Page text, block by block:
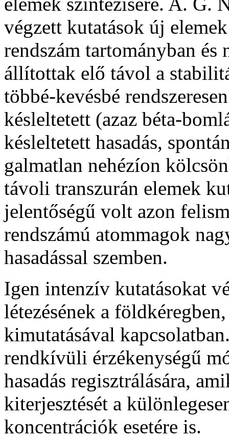
végzett kutatások új
rendszám tartományban és
állítottak elő távol a
többé-kevésbé
késleltetett (azaz béta-
késleltetett hasadás,
galmatlan nehézíon
távoli transzurán elemek
jelentőségű volt azon
rendszámú atommagok
hasadással szemben.
Igen intenzív kutatásokat
létezésének a
kimutatásával
rendkívüli érzékenységű
hasadás regisztrálá­sára,
kiterjeszté­sét a
koncentráci­ók esetére is.